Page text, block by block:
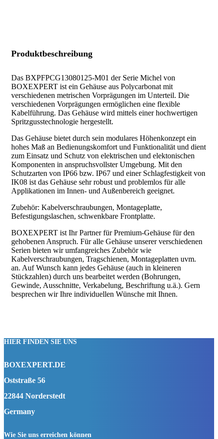
Produktbeschreibung
Das BXPFPCG13080125-M01 der Serie Michel von
BOXEXPERT ist ein Gehäuse aus Polycarbonat mit
verschiedenen metrischen Vorprägungen im Unterteil. Die
verschiedenen Vorprägungen ermöglichen eine flexible
Kabelführung. Das Gehäuse wird mittels einer hochwertigen
Spritzgusstechnologie hergestellt.
Das Gehäuse bietet durch sein modulares Höhenkonzept ein
hohes Maß an Bedienungskomfort und Funktionalität und dient
zum Einsatz und Schutz von elektrischen und elektonischen
Komponenten in anspruchsvollster Umgebung. Mit den
Schutzarten von IP66 bzw. IP67 und einer Schlagfestigkeit von
IK08 ist das Gehäuse sehr robust und problemlos für alle
Applikationen im Innen- und Außenbereich geeignet.
Zubehör: Kabelverschraubungen, Montageplatte,
Befestigungslaschen, schwenkbare Frontplatte.
BOXEXPERT ist Ihr Partner für Premium-Gehäuse für den
gehobenen Anspruch. Für alle Gehäuse unserer verschiedenen
Serien bieten wir umfangreiches Zubehör wie
Kabelverschraubungen, Tragschienen, Montageplatten uvm.
an. Auf Wunsch kann jedes Gehäuse (auch in kleineren
Stückzahlen) durch uns bearbeitet werden (Bohrungen,
Gewinde, Ausschnitte, Verkabelung, Beschriftung u.ä.). Gern
besprechen wir Ihre individuellen Wünsche mit Ihnen.
HIER FINDEN SIE UNS
BOXEXPERT.DE
Oststraße 56
22844 Norderstedt
Germany
Wie Sie uns erreichen können